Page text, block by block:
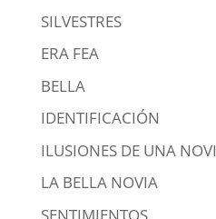
SILVESTRES
ERA FEA
BELLA
IDENTIFICACIÓN
ILUSIONES DE UNA
LA BELLA NOVIA
SENTIMIENTOS